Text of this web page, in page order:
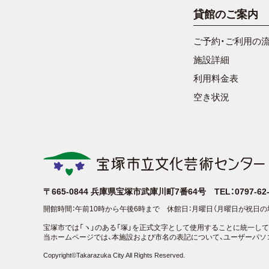
貸館のご案内
ご予約・ご利用の
施設詳細
利用料金表
空き状況
〒665-0844 兵庫県宝塚市武庫川町7番64号 TEL：0797-
開館時間：午前10時から午後6時まで 休館日：月曜日（月曜日が祝日
宝塚市では「ヽ」のある「塚」を正式文字として使用することに統一し
当ホームページでは、本施設および市名の表記について、ユーザーパ
Copyright©Takarazuka City All Rights Reserved.